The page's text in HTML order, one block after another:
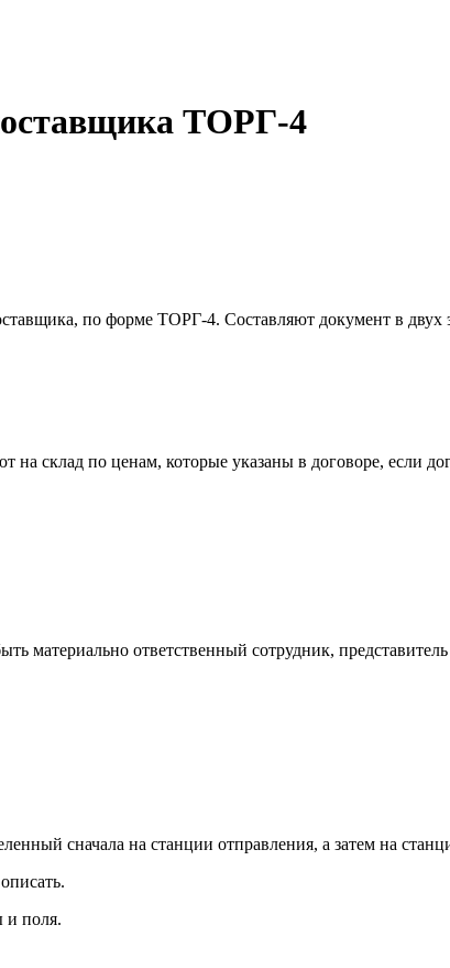
ТОРГ-4
по форме ТОРГ-4. Составляют документ в
склад по ценам, которые указаны в договоре, если
ответственный сотрудник,
сначала на станции отправления, а затем на
и поля.